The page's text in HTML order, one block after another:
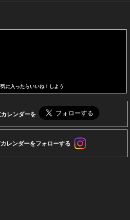
に入ったらいいね！しよう
レンダーを
レンダーをフォローする